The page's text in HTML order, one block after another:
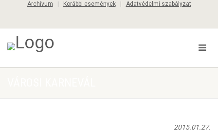
Archívum
Korábbi események| Adatvédelmi szabályzat
2015.01.27.